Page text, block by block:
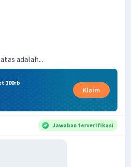
adalah...
100rb
Klaim
Jawaban terverifikasi